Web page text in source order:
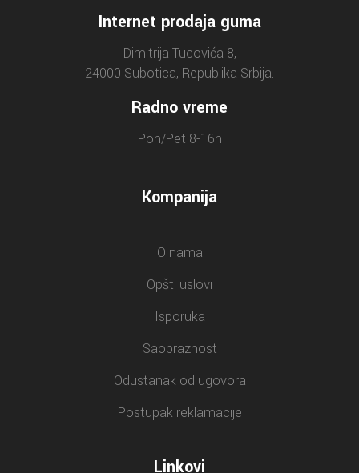
Internet prodaja guma
Dimitrija Tucovića 8,
24000 Subotica, Republika Srbija.
Radno vreme
Pon/Pet 8-16h
Kompanija
O nama
Opšti uslovi
Isporuka
Saobraznost
Odustanak od ugovora
Postupak reklamacije
Linkovi